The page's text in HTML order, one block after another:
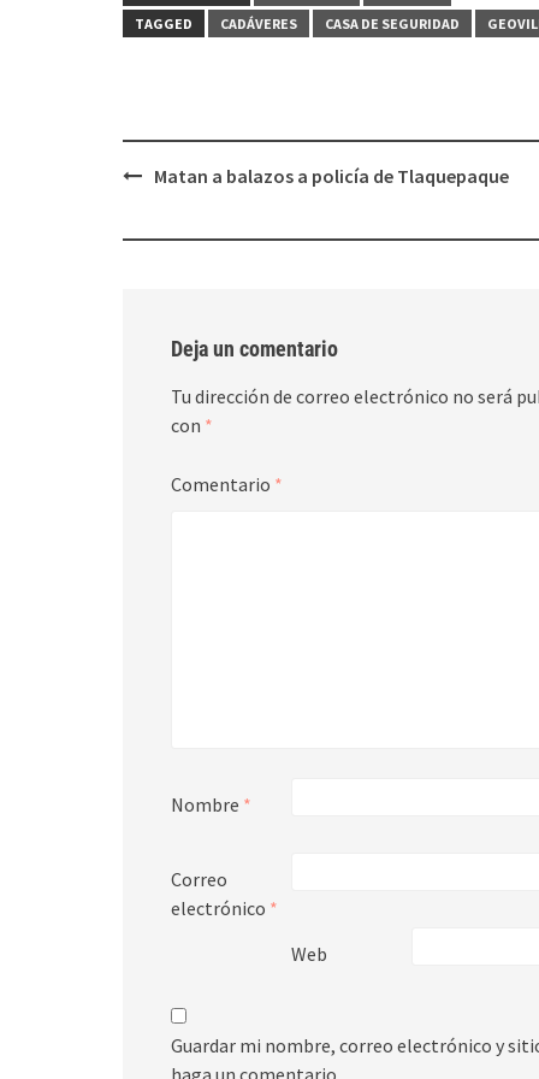
en
una una
TAGGED
CADÁVERES CASA DE SEGURIDAD
PostMatan a balazos a policía de Tlaquepaque
Deja un comentario
Tu dirección de correo electrónico no será
con *
Comentario *
Nombre *
Correo
electrónico *
Web
Guardar mi nombre, correo electrónico y
haga un comentario.